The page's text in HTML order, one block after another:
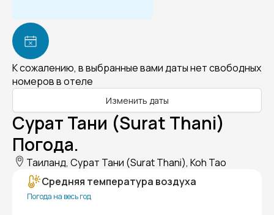
К сожалению, в выбранные вами даты нет свободных
номеров в отеле
Изменить даты
Сурат Тани (Surat Thani)
Погода.
Таиланд, Сурат Тани (Surat Thani), Koh Tao
Средняя температура воздуха
Погода на весь год